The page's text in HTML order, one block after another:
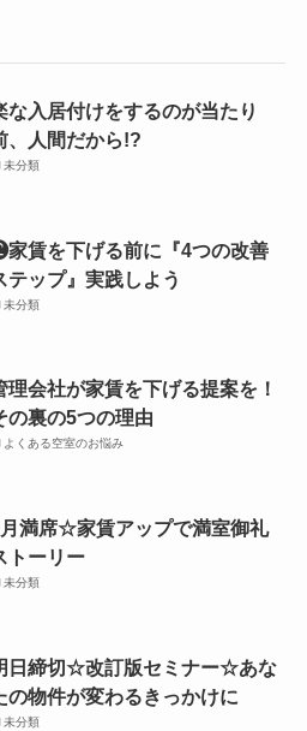
な入居付けをするのが当たり
、人間だから!?
未分類
賃を下げる前に『4つの改善
テップ』実践しよう
未分類
理会社が家賃を下げる提案を！
の裏の5つの理由
よくある空室のお悩み
満席☆家賃アップで満室御礼
トーリー
未分類
日締切☆改訂版セミナー☆あな
の物件が変わるきっかけに
未分類